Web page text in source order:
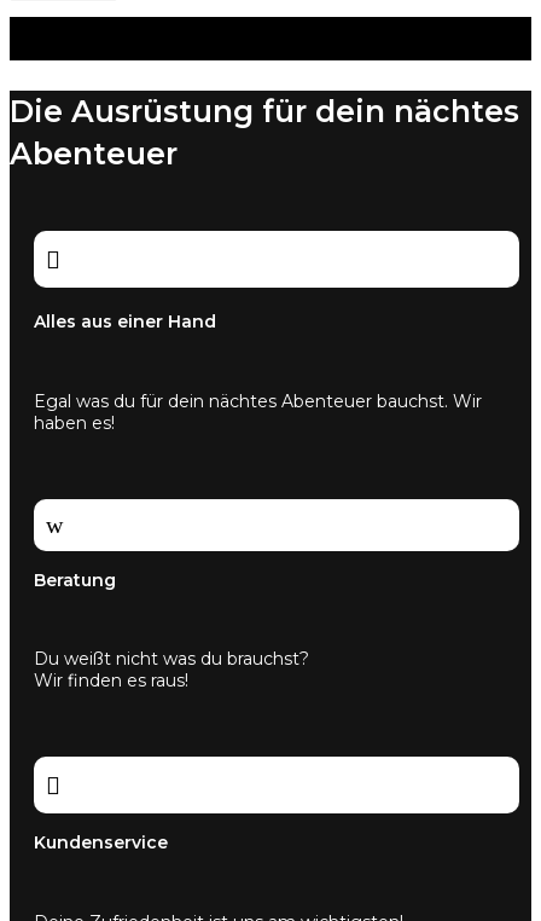
Die Ausrüstung für dein nächtes
Abenteuer

Alles aus einer Hand
Egal was du für dein nächtes Abenteuer bauchst. Wir
haben es!
w
Beratung
Du weißt nicht was du brauchst?
Wir finden es raus!

Kundenservice